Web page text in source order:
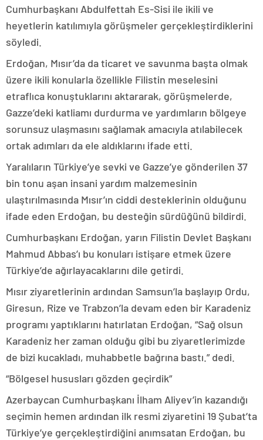
Cumhurbaşkanı Abdulfettah Es-Sisi ile ikili ve
heyetlerin katılımıyla görüşmeler gerçekleştirdiklerini
söyledi.
Erdoğan, Mısır’da da ticaret ve savunma başta olmak
üzere ikili konularla özellikle Filistin meselesini
etraflıca konuştuklarını aktararak, görüşmelerde,
Gazze’deki katliamı durdurma ve yardımların bölgeye
sorunsuz ulaşmasını sağlamak amacıyla atılabilecek
ortak adımları da ele aldıklarını ifade etti.
Yaralıların Türkiye’ye sevki ve Gazze’ye gönderilen 37
bin tonu aşan insani yardım malzemesinin
ulaştırılmasında Mısır’ın ciddi desteklerinin olduğunu
ifade eden Erdoğan, bu desteğin sürdüğünü bildirdi.
Cumhurbaşkanı Erdoğan, yarın Filistin Devlet Başkanı
Mahmud Abbas’ı bu konuları istişare etmek üzere
Türkiye’de ağırlayacaklarını dile getirdi.
Mısır ziyaretlerinin ardından Samsun’la başlayıp Ordu,
Giresun, Rize ve Trabzon’la devam eden bir Karadeniz
programı yaptıklarını hatırlatan Erdoğan, “Sağ olsun
Karadeniz her zaman olduğu gibi bu ziyaretlerimizde
de bizi kucakladı, muhabbetle bağrına bastı.” dedi.
“Bölgesel hususları gözden geçirdik”
Azerbaycan Cumhurbaşkanı İlham Aliyev’in kazandığı
seçimin hemen ardından ilk resmi ziyaretini 19 Şubat’ta
Türkiye’ye gerçekleştirdiğini anımsatan Erdoğan, bu